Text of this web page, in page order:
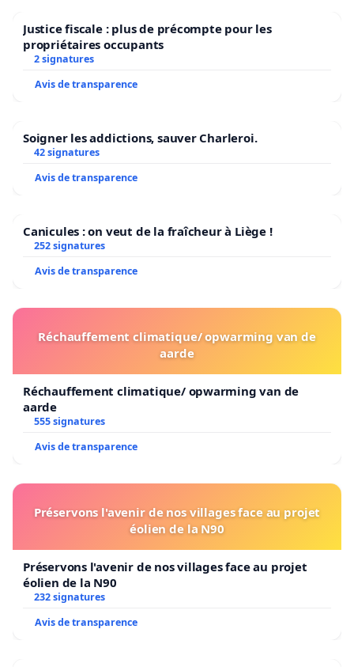
Justice fiscale : plus de précompte pour les
propriétaires occupants
2 signatures
Avis de transparence
Soigner les addictions, sauver Charleroi.
42 signatures
Avis de transparence
Canicules : on veut de la fraîcheur à Liège !
252 signatures
Avis de transparence
Réchauffement climatique/ opwarming van de
aarde
Réchauffement climatique/ opwarming van de
aarde
555 signatures
Avis de transparence
Préservons l'avenir de nos villages face au projet
éolien de la N90
Préservons l'avenir de nos villages face au projet
éolien de la N90
232 signatures
Avis de transparence